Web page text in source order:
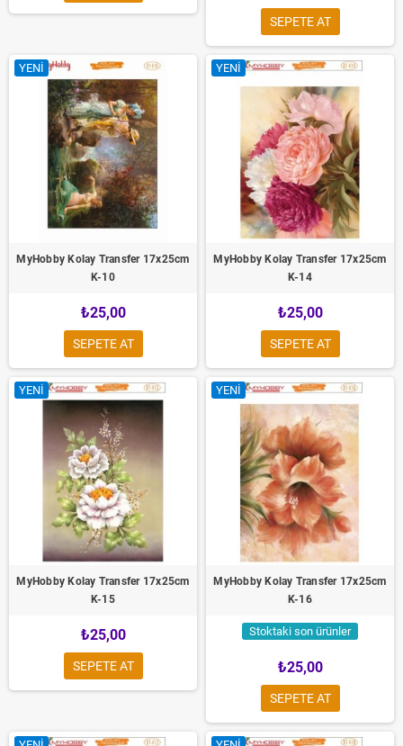
SEPETE AT
YENI
MyHobby Kolay Transfer 17x25cm
K-10
₺25,00
SEPETE AT
YENI
MyHobby Kolay Transfer 17x25cm
K-14
₺25,00
SEPETE AT
YENI
MyHobby Kolay Transfer 17x25cm
K-15
₺25,00
SEPETE AT
YENI
MyHobby Kolay Transfer 17x25cm
K-16
Stoktaki son ürünler
₺25,00
SEPETE AT